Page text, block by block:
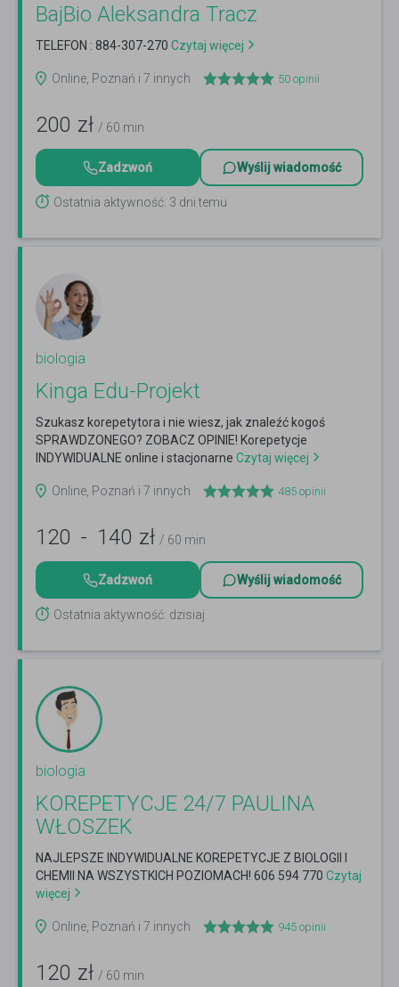
BajBio Aleksandra Tracz
TELEFON : 884-307-270 Czytaj więcej
Online, Poznań i 7 innych 50 opinii
200 zł / 60 min
Zadzwoń Wyślij wiadomość
Ostatnia aktywność: 3 dni temu
biologia
Kinga Edu-Projekt
Szukasz korepetytora i nie wiesz, jak znaleźć kogoś
SPRAWDZONEGO? ZOBACZ OPINIE! Korepetycje
INDYWIDUALNE online i stacjonarne Czytaj więcej
Online, Poznań i 7 innych 485 opinii
120 - 140 zł / 60 min
Zadzwoń Wyślij wiadomość
Ostatnia aktywność: dzisiaj
biologia
KOREPETYCJE 24/7 PAULINA
WŁOSZEK
NAJLEPSZE INDYWIDUALNE KOREPETYCJE Z BIOLOGII I
CHEMII NA WSZYSTKICH POZIOMACH! 606 594 770 Czytaj
więcej
Online, Poznań i 7 innych 945 opinii
120 zł / 60 min